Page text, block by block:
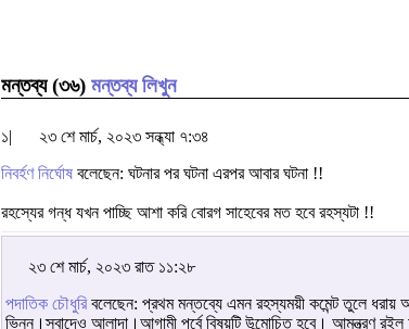
মন্তব্য (৩৬) মন্তব্য লিখুন
১| ২৩ শে মার্চ, ২০২৩ সন্ধ্যা ৭:৩৪
নিবর্হণ নির্ঘোষ বলেছেন: ঘটনার পর ঘটনা এরপর আবার ঘটনা !!
রহস্যের গন্ধ যখন পাচ্ছি আশা করি বোরগ সাহেবের মত হবে রহস্যটা !!
২৩ শে মার্চ, ২০২৩ রাত ১১:২৮
পদাতিক চৌধুরিবলেছেন: প্রথম মন্তব্যে এমন রহস্যময়ী কমেন্ট তুলে ধরায়
ভিন্ন।স্বাদেও আলাদা।আগামী পর্বে বিষয়টি উন্মোচিত হবে। আমন্ত্রণ